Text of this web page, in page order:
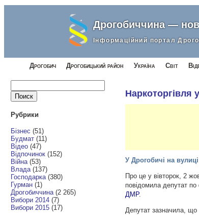
Дрогобиччина —
Інформаційний портал
Дрогобич Дрогобицький район Україна Світ
Рубрики
Бізнес (51)
Будмат (11)
Відео (47)
Відпочинок (152)
Війна (53)
Влада (137)
Господарка (380)
Гурман (1)
Дрогобиччина (2 265)
Вибори 2014 (7)
Вибори 2015 (17)
Наркоторгівля
У Дрогобичі на
Про це у вівторок, 2
повідомила депутат
ДМР.
Депутат зазначила, що